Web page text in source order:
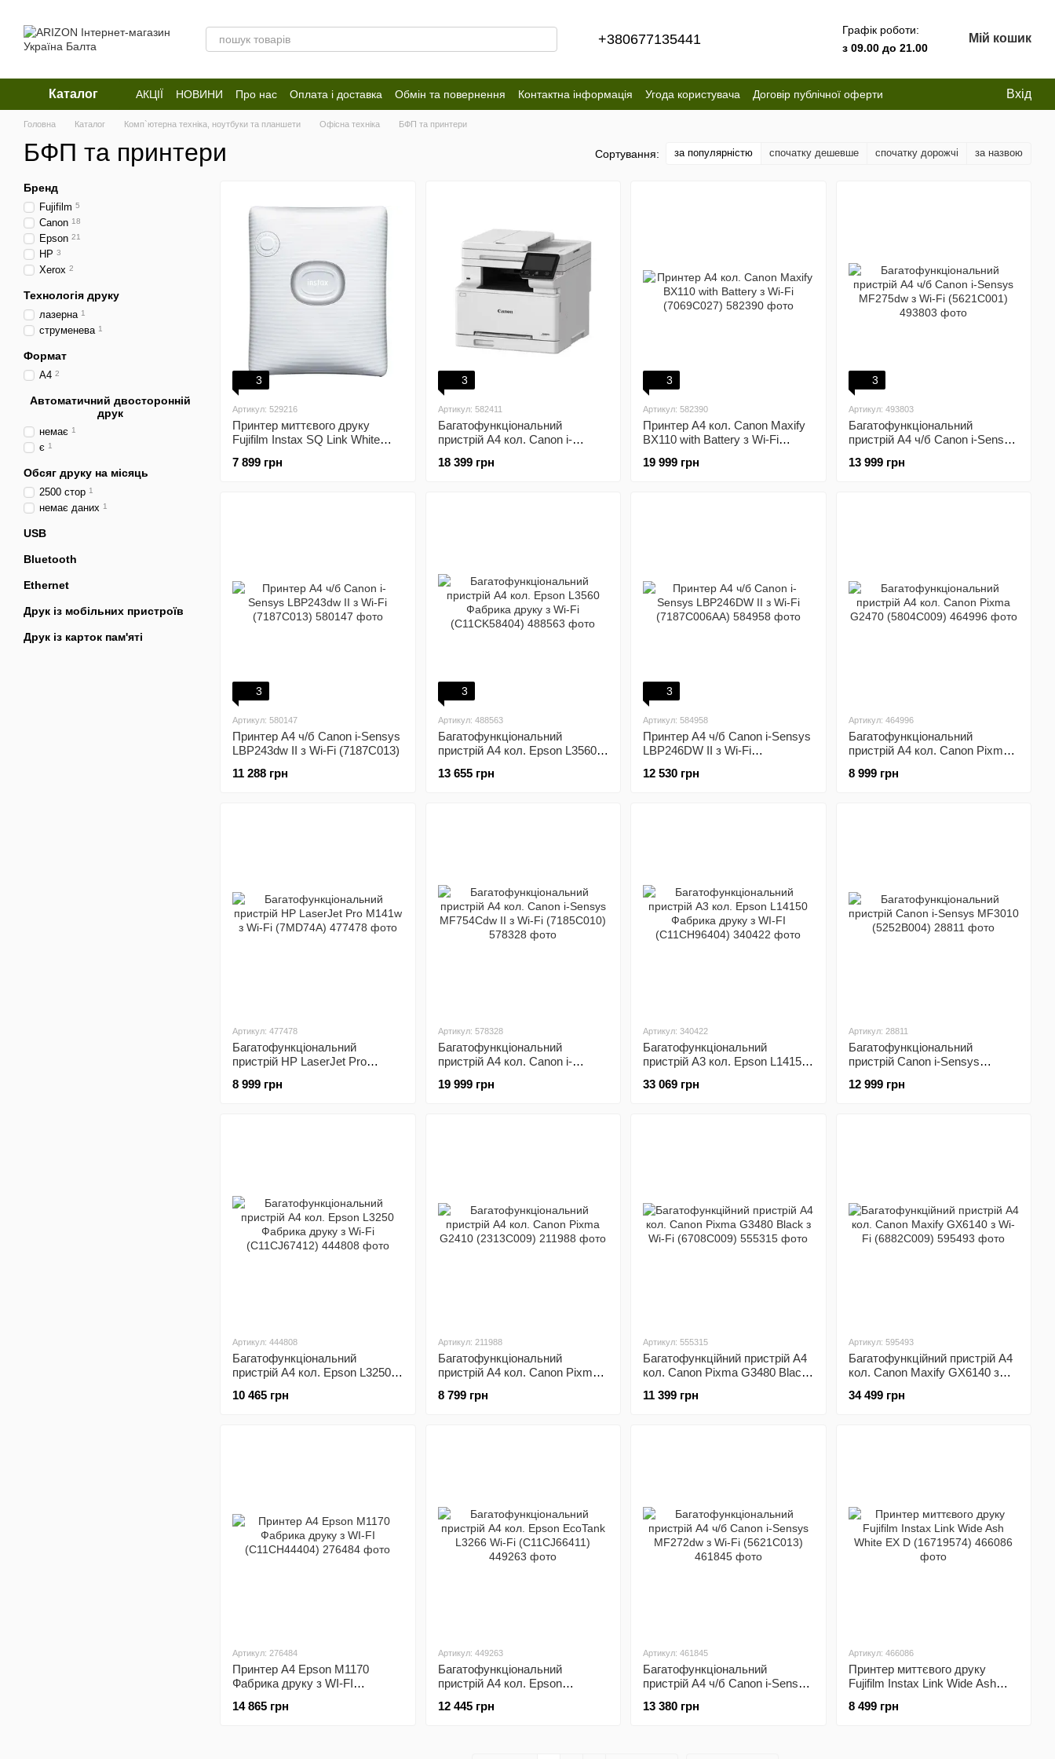
+380677135441
Графік роботи:
з 09.00 до 21.00
Мій кошик
Каталог АКЦІЇ НОВИНИ Про нас Оплата і доставка Обмін та повернення Контактна інформація Угода користувача
Договір публічної оферти
Відгуки про магазин
Вхід
Головна Каталог Комп`ютерна техніка, ноутбуки та планшети Офісна техніка БФП та принтери
БФП та принтери Сортування: за популярністю спочатку дешевше спочатку дорожчі за назвою
3
Артикул: 529216
Принтер миттєвого друку
Fujifilm Instax SQ Link White
7 899 грн
3
Артикул: 582411
Багатофункціональний
пристрій А4 кол. Canon i-
(6928C008)
18 399 грн
3
Артикул: 582390
Принтер А4 кол. Canon Maxify
BX110 with Battery з Wi-Fi
19 999 грн
3
Артикул: 493803
Багатофункціональний
пристрій А4 ч/б Canon i-Sensys
13 999 грн
3
Артикул: 580147
Принтер А4 ч/б Canon i-Sensys
LBP243dw II з Wi-Fi (7187C013)
11 288 грн
3
Артикул: 488563
Багатофункціональний
пристрій А4 кол. Epson L3560
(C11CK58404)
13 655 грн
3
Артикул: 584958
Принтер A4 ч/б Canon i-Sensys
LBP246DW II з Wi-Fi
12 530 грн
Артикул: 464996
Багатофункціональний
пристрій А4 кол. Canon Pixma
8 999 грн
Артикул: 477478
Багатофункціональний
пристрій HP LaserJet Pro
8 999 грн
Артикул: 578328
Багатофункціональний
пристрій А4 кол. Canon i-
(7185C010)
19 999 грн
Артикул: 340422
Багатофункціональний
пристрій А3 кол. Epson L14150
(C11CH96404)
33 069 грн
Артикул: 28811
Багатофункціональний
пристрій Canon i-Sensys
12 999 грн
Артикул: 444808
Багатофункціональний
пристрій А4 кол. Epson L3250
(C11CJ67412)
10 465 грн
Артикул: 211988
Багатофункціональний
пристрій А4 кол. Canon Pixma
8 799 грн
Артикул: 555315
Багатофункційний пристрій А4
кол. Canon Pixma G3480 Black
11 399 грн
Артикул: 595493
Багатофункційний пристрій А4
кол. Canon Maxify GX6140 з
34 499 грн
Артикул: 276484
Принтер А4 Epson M1170
Фабрика друку з WI-FI
14 865 грн
Артикул: 449263
Багатофункціональний
пристрій А4 кол. Epson
(C11CJ66411)
12 445 грн
Артикул: 461845
Багатофункціональний
пристрій А4 ч/б Canon i-Sensys
13 380 грн
Артикул: 466086
Принтер миттєвого друку
Fujifilm Instax Link Wide Ash
8 499 грн
Бренд
Fujifilm 5
Canon 18
Epson 21
HP 3
Xerox 2
Технологія друку
лазерна 1
струменева 1
Формат
А4 2
Автоматичний двосторонній
друк
немає 1
є 1
Обсяг друку на місяць
2500 стор 1
немає даних 1
USB
Bluetooth
Ethernet
Друк із мобільних пристроїв
Друк із карток пам'яті